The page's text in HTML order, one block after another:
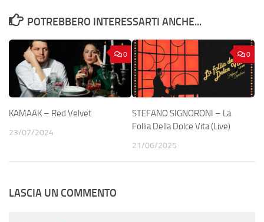
POTREBBERO INTERESSARTI ANCHE...
0
KAMAAK – Red Velvet
23/07/2024
0
STEFANO SIGNORONI – La
Follia Della Dolce Vita (Live)
21/06/2025
LASCIA UN COMMENTO